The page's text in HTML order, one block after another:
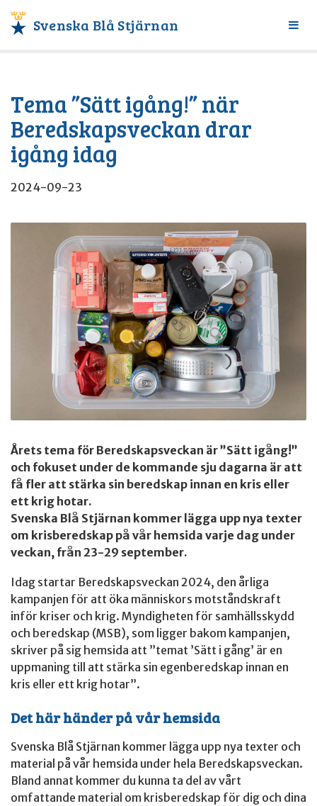
Svenska Blå Stjärnan
Växla
Tema ”Sätt igång!” när
Beredskapsveckan drar
igång idag
2024-09-23
Årets tema för Beredskapsveckan är ”Sätt igång!”
och fokuset under de kommande sju dagarna är att
få fler att stärka sin beredskap innan en kris eller
ett krig hotar.
Svenska Blå Stjärnan kommer lägga upp nya texter
om krisberedskap på vår hemsida varje dag under
veckan, från 23-29 september.
Idag startar Beredskapsveckan 2024, den årliga
kampanjen för att öka människors motståndskraft
inför kriser och krig. Myndigheten för samhällsskydd
och beredskap (MSB), som ligger bakom kampanjen,
skriver på sig hemsida att ”temat ’Sätt i gång’ är en
uppmaning till att stärka sin egenberedskap innan en
kris eller ett krig hotar”.
Det här händer på vår hemsida
Svenska Blå Stjärnan kommer lägga upp nya texter och
material på vår hemsida under hela Beredskapsveckan.
Bland annat kommer du kunna ta del av vårt
omfattande material om krisberedskap för dig och dina